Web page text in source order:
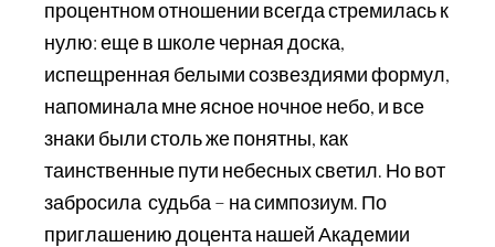
процентном отношении всегда стремилась к
нулю: еще в школе черная доска,
испещренная белыми созвездиями формул,
напоминала мне ясное ночное небо, и все
знаки были столь же понятны, как
таинственные пути небесных светил. Но вот
забросила судьба – на симпозиум. По
приглашению доцента нашей Академии